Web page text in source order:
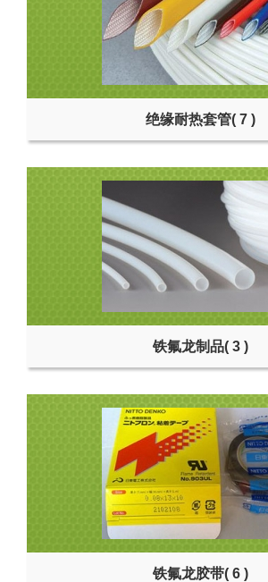
绝缘耐热套管( 7 )
铁氟龙制品( 3 )
铁氟龙胶带( 6 )